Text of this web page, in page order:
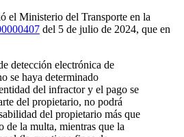
el Ministerio del Transporte en la
del 5 de julio de 2024, que en
detección electrónica de
se haya determinado
del infractor y el pago se
del propietario, no podrá
del propietario más que
de la multa, mientras que la